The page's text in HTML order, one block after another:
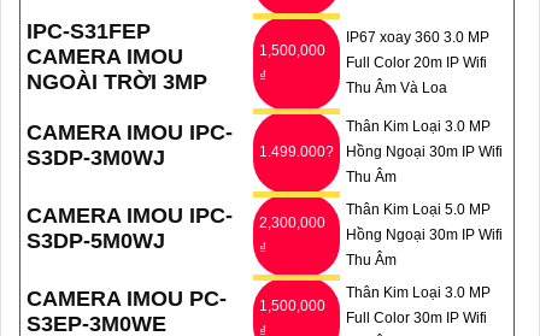
IPC-S31FEP
CAMERA IMOU
NGOÀI TRỜI 3MP
1,500,000
₫
IP67 xoay 360 3.0 MP
Full Color 20m IP Wifi
Thu Âm Và Loa
CAMERA IMOU IPC-
S3DP-3M0WJ
1.499.000?
Thân Kim Loại 3.0 MP
Hồng Ngoại 30m IP Wifi
Thu Âm
CAMERA IMOU IPC-
S3DP-5M0WJ
2,300,000
₫
Thân Kim Loại 5.0 MP
Hồng Ngoại 30m IP Wifi
Thu Âm
CAMERA IMOU PC-
S3EP-3M0WE
1,500,000
₫
Thân Kim Loại 3.0 MP
Full Color 30m IP Wifi